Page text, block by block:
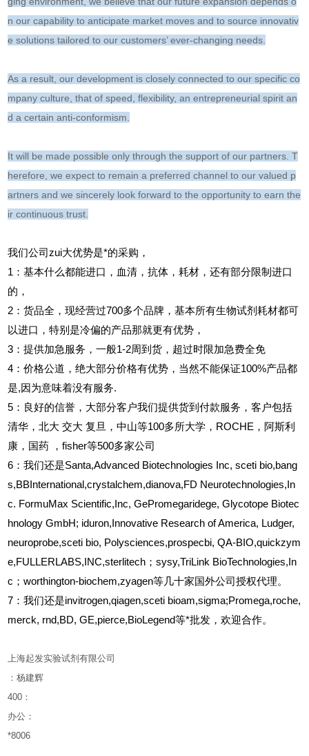
n our capability to anticipate market moves and to source innovativ
e solutions tailored to our customers’ ever-changing needs.
As a result, our development is closely connected to our specific co
mpany culture, that of speed, flexibility, an entrepreneurial spirit an
d a certain anti-conformism.
It will be made possible only through the support of our partners. T
herefore, we expect to remain a preferred channel to our valued p
artners and we sincerely look forward to the opportunity to earn the
ir continuous trust.
我们公司zui大优势是*的采购，
1 ：基本什么都能进口，血清，抗体，耗材，还有部分限制进口
的，
2 ：货品全，现经营过700多个品牌，基本所有生物试剂耗材都可
以进口，特别是冷偏的产品那就更有优势，
3 ：提供加急服务，一般1-2周到货，超过时限加急费全免
4 ：价格公道，绝大部分价格有优势，当然不能保证100%产品都
是,因为意味着没有服务.
5 ：良好的信誉，大部分客户我们提供货到付款服务，客户包括
清华，北大 交大 复旦，中山等100多所大学，ROCHE，阿斯利
康，国药
，fisher等500多家公司
6 ：我们还是Santa,Advanced Biotechnologies Inc, sceti bio,bang
s,BBInternational,crystalchem,dianova,FD Neurotechnologies,In
c. FormuMax Scientific,Inc, GePromegaridege, Glycotope Biotec
hnology GmbH; iduron,Innovative Research of America, Ludger,
neuroprobe,sceti bio, Polysciences,prospecbi, QA-BIO,quickzym
e,FULLERLABS,INC,sterlitech；sysy,TriLink BioTechnologies,In
c；worthington-biochem,zyagen等几十家国外公司授权代理。
7：我们还是invitrogen,qiagen,sceti bioam,sigma;Promega,roche,
merck, rnd,BD, GE,pierce,BioLegend等*批发，欢迎合作。
上海起发实验试剂有限公司
：杨建辉
400 ：
办公：
*8006